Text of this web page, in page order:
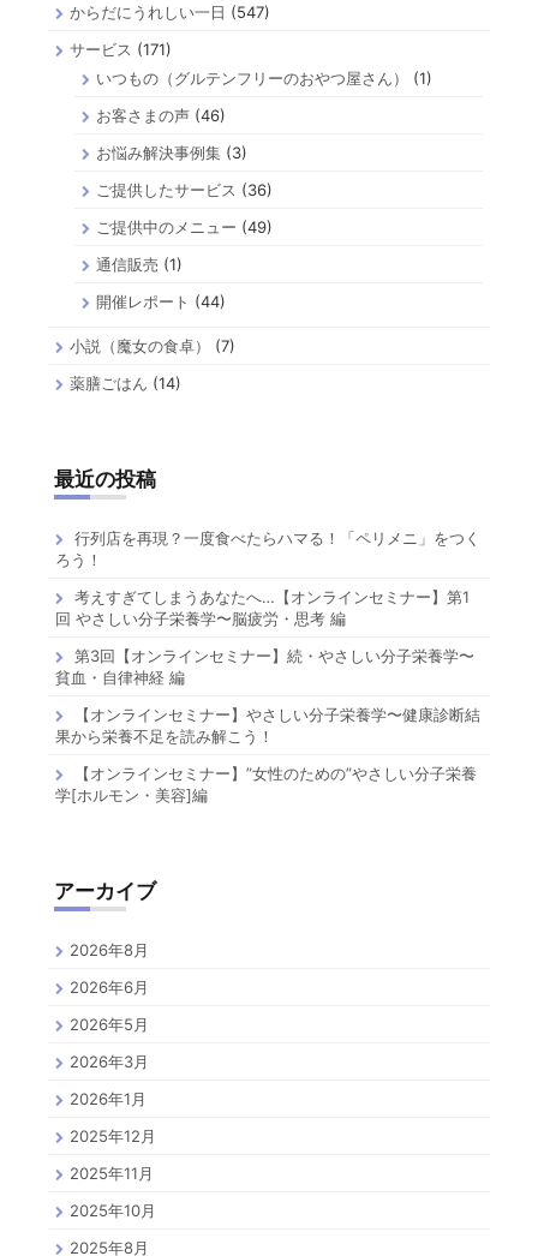
からだにうれしい一日 (547)
サービス (171)
いつもの（グルテンフリーのおやつ屋さん）
(1)
お客さまの声 (46)
お悩み解決事例集 (3)
ご提供したサービス (36)
ご提供中のメニュー (49)
通信販売 (1)
開催レポート (44)
小説（魔女の食卓）
(7)
薬膳ごはん (14)
最近の投稿
行列店を再現？一度食べたらハマる！「ペリメニ」をつく
ろう！
考えすぎてしまうあなたへ…【オンラインセミナー】第1
回 やさしい分子栄養学〜脳疲労・思考 編
第3回【オンラインセミナー】続・やさしい分子栄養学〜
貧血・自律神経 編
【オンラインセミナー】やさしい分子栄養学〜健康診断結
果から栄養不足を読み解こう！
【オンラインセミナー】”女性のための”やさしい分子栄養
学[ホルモン・美容]編
アーカイブ
2026年8月
2026年6月
2026年5月
2026年3月
2026年1月
2025年12月
2025年11月
2025年10月
2025年8月